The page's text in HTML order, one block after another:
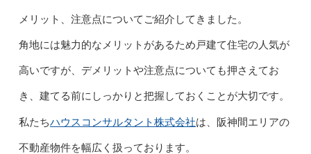
メリット、注意点についてご紹介してきました。
角地には魅力的なメリットがあるため戸建て住宅の人気が
高いですが、デメリットや注意点についても押さえてお
き、建てる前にしっかりと把握しておくことが大切です。
私たちハウスコンサルタント株式会社は、阪神間エリアの
不動産物件を幅広く扱っております。